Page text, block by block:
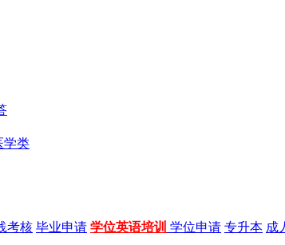
学类
考核 毕业申请 学位英语培训 学位申请 专升本 成